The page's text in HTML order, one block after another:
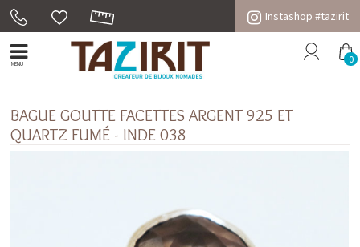
Instashop #tazirit
MENU 0
BAGUE GOUTTE FACETTES ARGENT 925 ET
QUARTZ FUMÉ - INDE 038